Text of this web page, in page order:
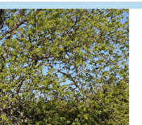
affichées